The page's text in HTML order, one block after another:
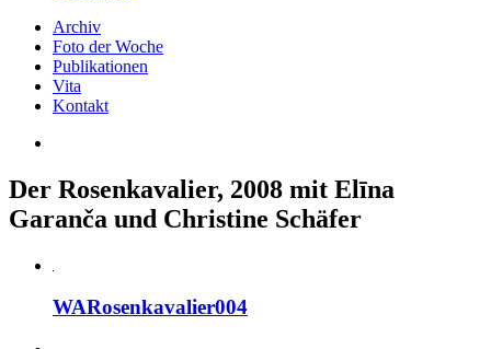
Archiv
Foto der Woche
Publikationen
Vita
Kontakt
Der Rosenkavalier, 2008 mit Elīna
Garanča und Christine Schäfer
WARosenkavalier004